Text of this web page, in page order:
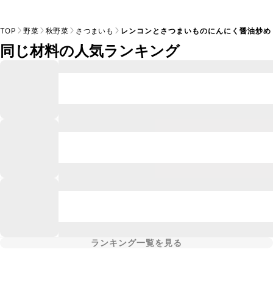
TOP 野菜 秋野菜 さつまいも レンコンとさつまいものにんにく醤油炒め
同じ材料の人気ランキング
ランキング一覧を見る